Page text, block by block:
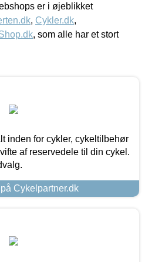
er i øjeblikket
, Cykler.dk,
, som alle har et stort
inden for cykler, cykeltilbehør
af reservedele til din cykel.
Cykelpartner.dk